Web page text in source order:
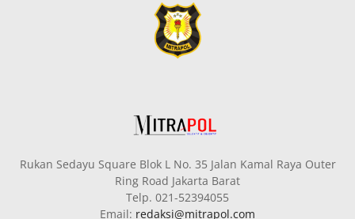
Rukan Sedayu Square Blok L No. 35 Jalan Kamal Raya Outer
Ring Road Jakarta Barat
Telp. 021-52394055
Email: redaksi@mitrapol.com